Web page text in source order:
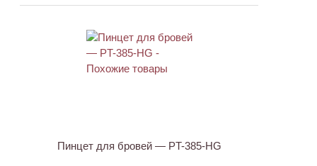
Пинцет для бровей — PT-385-HG